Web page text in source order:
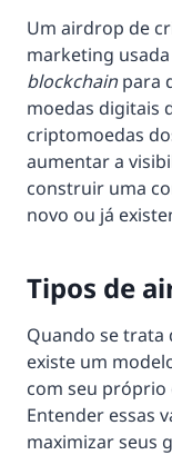
Um airdrop de
marketing
blockchainpara
moedas digitais
criptomoedas
aumentar a
construir uma
novo ou já
Tipos de
Quando se trata
existe um
com seu
Entender essas
maximizar seus